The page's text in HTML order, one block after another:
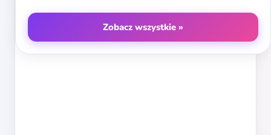
Zobacz wszystkie »